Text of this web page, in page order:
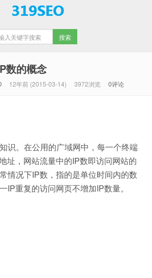
的概念
12年前 (2015-03-14) 3972浏览 0评论
识。在公用的广域网中，每一个终端
址，网站流量中的IP数即访问网站的
情况下IP数，指的是单位时间内的数
IP重复的访问网页不增加IP数量。